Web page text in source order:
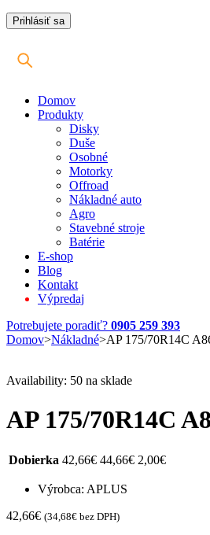
Domov
Produkty
Disky
Duše
Osobné
Motorky
Offroad
Nákladné auto
Agro
Stavebné stroje
Batérie
E-shop
Blog
Kontakt
Výpredaj
Potrebujete poradiť? 0905 259 393
Domov>Nákladné>AP 175/70R14C
Availability: 50 na sklade
AP 175/70R14C
Dobierka 42,66€ 44,66€ 2,00€
Výrobca: APLUS
42,66€ (34,68€ bez DPH)